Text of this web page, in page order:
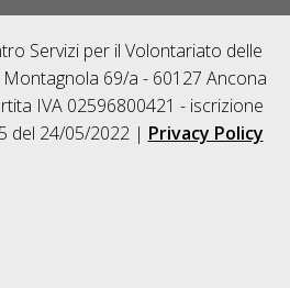
Servizi per il Volontariato delle
Montagnola 69/a - 60127 Ancona
IVA 02596800421 - iscrizione
del 24/05/2022 | Privacy Policy